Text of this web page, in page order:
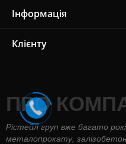
Інформація
Клієнту
ПРО
Рістейл груп вже багато
металопрокату,